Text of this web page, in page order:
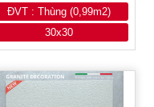
ĐVT : Thùng (0,99m2)
30x30